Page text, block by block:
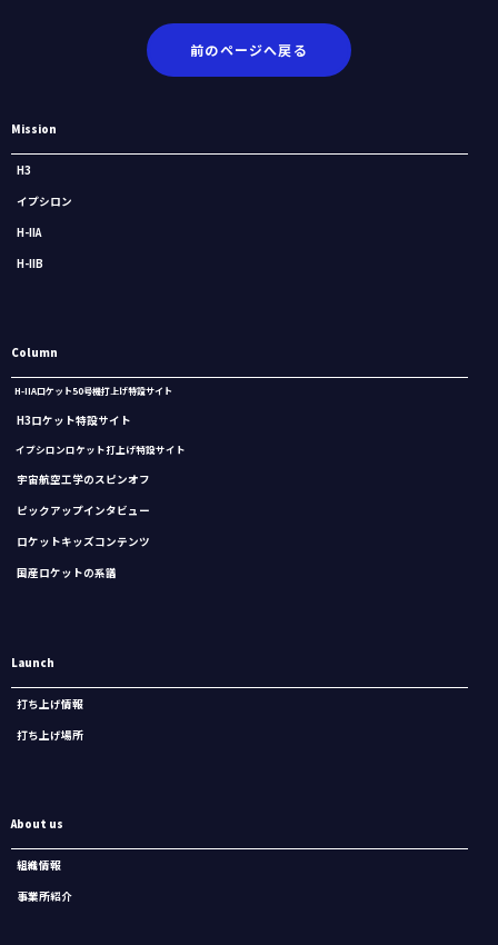
前のページへ戻る
Mission
H3
イプシロン
H-IIA
H-IIB
Column
H-IIAロケット50号機打上げ特設サイト
H3ロケット特設サイト
イプシロンロケット打上げ特設サイト
宇宙航空工学のスピンオフ
ピックアップインタビュー
ロケットキッズコンテンツ
国産ロケットの系譜
Launch
打ち上げ情報
打ち上げ場所
About us
組織情報
事業所紹介